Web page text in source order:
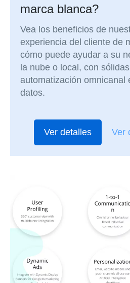
marca blanca?
Vea los beneficios de
experiencia del cliente de
cómo puede ayudar a su
la nube o local, con
automatización omnicanal
datos.
Ver detalles Ver